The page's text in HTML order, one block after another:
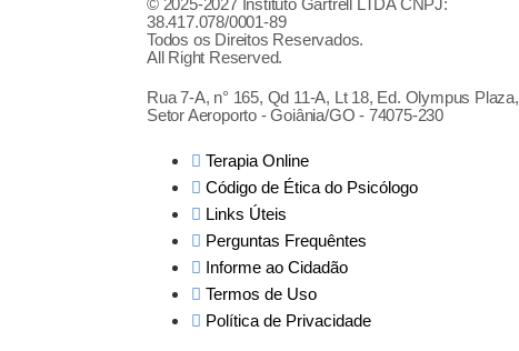
© 2025-2027 Instituto Gartrell LTDA CNPJ:
38.417.078/0001-89
Todos os Direitos Reservados.
All Right Reserved.
Rua 7-A, n° 165, Qd 11-A, Lt 18, Ed. Olympus Plaza,
Setor Aeroporto - Goiânia/GO - 74075-230
Terapia Online
Código de Ética do Psicólogo
Links Úteis
Perguntas Frequêntes
Informe ao Cidadão
Termos de Uso
Política de Privacidade